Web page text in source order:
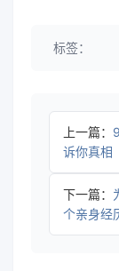
标签：
上一篇：
诉你真相
下一篇：
个亲身经